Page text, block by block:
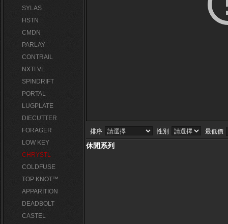
SYLAS
HSTN
CMDN
PARLAY
CONTRAIL
NXTLVL
SPINDRIFT
PORTAL
LUGPLATE
DIECUTTER
FORAGER
LOW KEY
CHRYSTL
COLDFUSE
TOP KNOT™
APPARITION
DEADBOLT
CASTEL
排序 性別 最低價
休閒系列